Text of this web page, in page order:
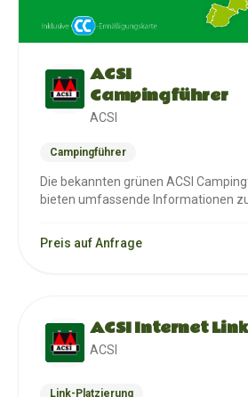
ACSI
Campingführer
ACSI
Campingführer
Die bekannten grünen ACSI
bieten umfassende Informationen
Preis auf Anfrage
ACSI Internet Link
ACSI
Link-Platzierung